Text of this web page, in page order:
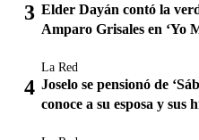
Elder Dayán contó la
Amparo Grisales en ‘Yo
La Red
Joselo se pensionó de
conoce a su esposa y sus